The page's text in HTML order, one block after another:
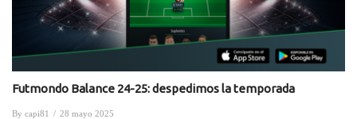
Futmondo Balance 24-25: despedimos la temporada
By capi81 / 28 mayo 2025